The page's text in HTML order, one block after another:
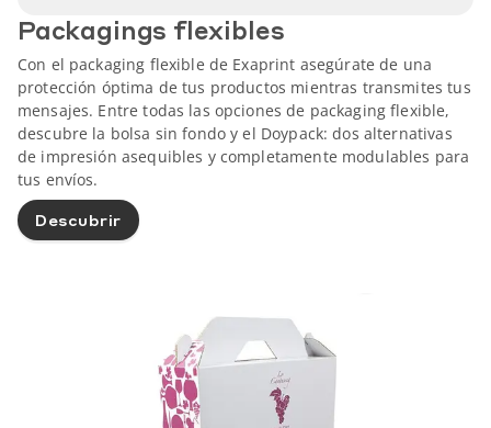
Packagings flexibles
Con el packaging flexible de Exaprint asegúrate de una
protección óptima de tus productos mientras transmites tus
mensajes. Entre todas las opciones de packaging flexible,
descubre la bolsa sin fondo y el Doypack: dos alternativas
de impresión asequibles y completamente modulables para
tus envíos.
Descubrir